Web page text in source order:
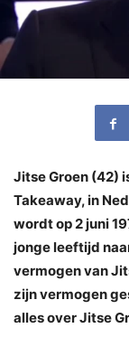
Jitse Groen (42)
Takeaway, in
wordt op 2 juni
jonge leeftijd
vermogen van
zijn vermogen
alles over Jitse